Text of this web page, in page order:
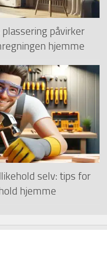
påvirker
hjemme
selv: tips for
hjemme